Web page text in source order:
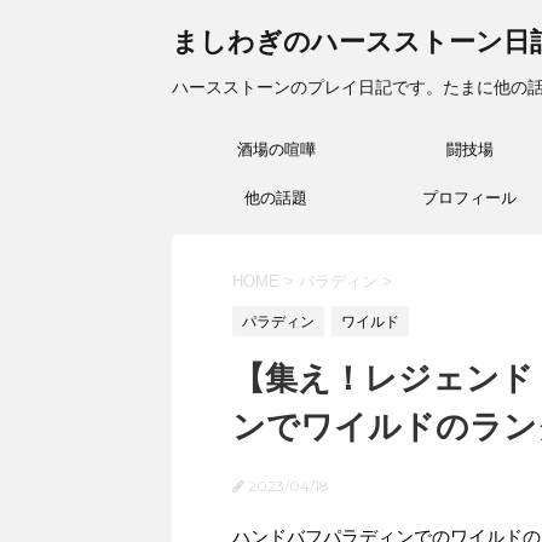
ましわぎのハースストーン日
ハースストーンのプレイ日記です。たまに他の
酒場の喧嘩 闘技場
他の話題 プロフィール
HOME > パラディン >
パラディン ワイルド
【集え！レジェン
ンでワイルドのラ
2023/04/18
ハンドバフパラディンでのワイルド